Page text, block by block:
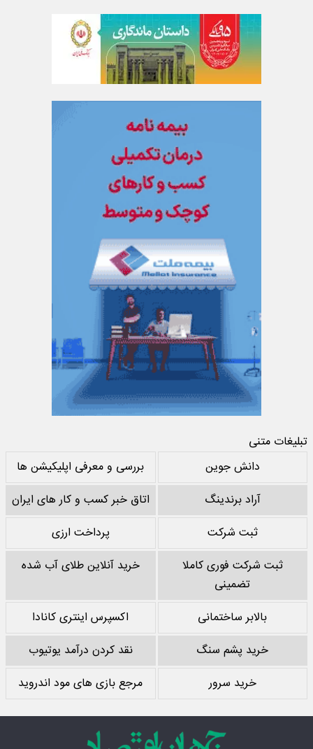
تبلیغات متنی
دانش جوین
بررسی و معرفی اپلیکیشن ها
آراد برندینگ
اتاق خبر کسب و کار های ایران
ثبت شرکت
پرداخت ارزی
ثبت شرکت فوری کاملا
تضمینی
خرید آنلاین طلای آب شده
بالابر ساختمانی
اکسپرس اینتری کانادا
خرید پشم سنگ
نقد کردن درآمد یوتیوب
خرید سرور
مرجع بازی های مود اندروید